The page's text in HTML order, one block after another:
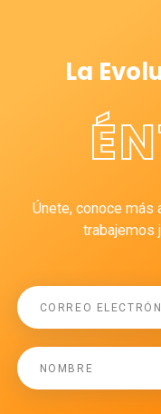
La
Únete, conoce más
trabajemos